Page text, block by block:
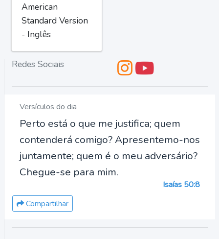
American
Standard Version
- Inglês
Redes Sociais
Versículos do dia
Perto está o que me justifica; quem
contenderá comigo? Apresentemo-nos
juntamente; quem é o meu adversário?
Chegue-se para mim.
Isaías 50:8
Compartilhar